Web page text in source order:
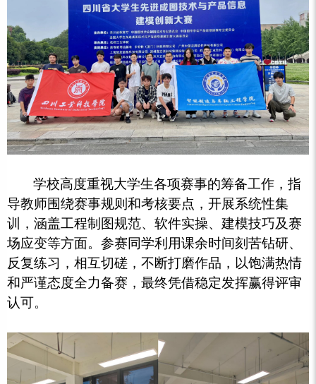
学校高度重视大学生各项赛事的筹备工作，指
导教师围绕赛事规则和考核要点，开展系统性集
训，涵盖工程制图规范、软件实操、建模技巧及赛
场应变等方面。参赛同学利用课余时间刻苦钻研、
反复练习，相互切磋，不断打磨作品，以饱满热情
和严谨态度全力备赛，最终凭借稳定发挥赢得评审
认可。